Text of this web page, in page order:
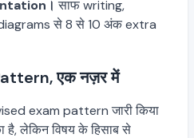
साफ writing,
से 8 से 10 अंक extra
एक नज़र में
exam pattern जारी किया
है, लेकिन विषय के हिसाब से